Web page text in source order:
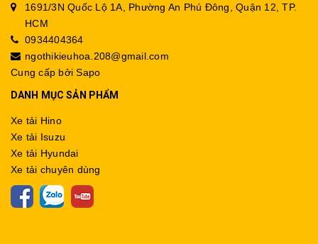
1691/3N Quốc Lộ 1A, Phường An Phú Đông, Quận 12, TP.
HCM
0934404364
ngothikieuhoa.208@gmail.com
Cung cấp bởiSapo
DANH MỤC SẢN PHẨM
Xe tải Hino
Xe tải Isuzu
Xe tải Hyundai
Xe tải chuyên dùng